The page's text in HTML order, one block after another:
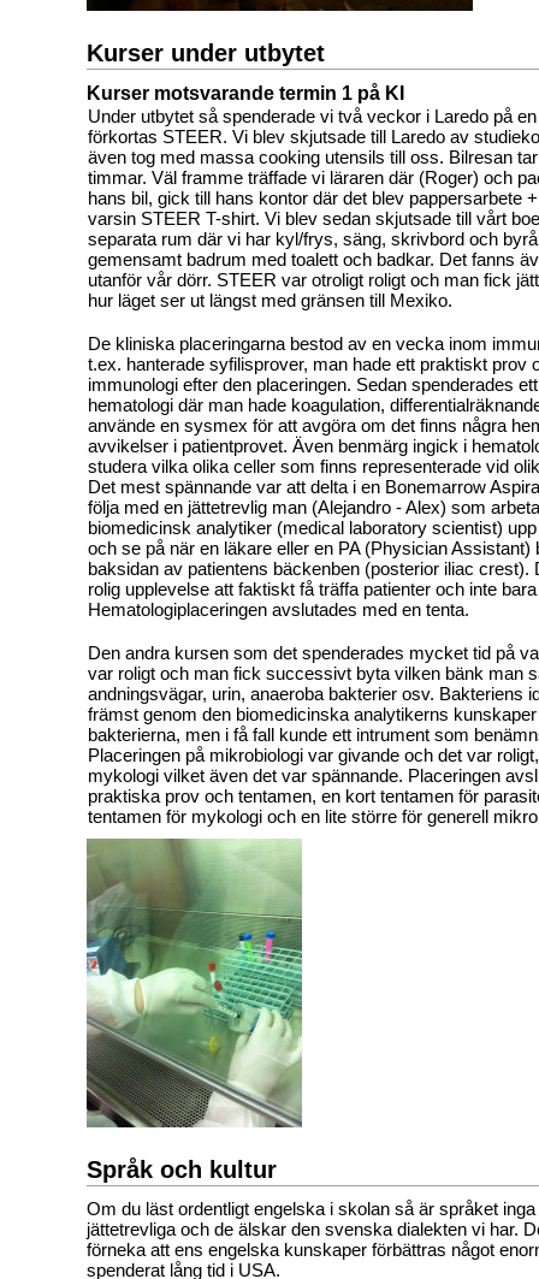
Kurser under utbytet
Kurser motsvarande termin 1 på KI
Under utbytet så spenderade vi två veckor i Laredo på
förkortas STEER. Vi blev skjutsade till Laredo av
även tog med massa cooking utensils till oss. Bilresan
timmar. Väl framme träffade vi läraren där (Roger) och
hans bil, gick till hans kontor där det blev pappersarbete
varsin STEER T-shirt. Vi blev sedan skjutsade till vårt
separata rum där vi har kyl/frys, säng, skrivbord och
gemensamt badrum med toalett och badkar. Det fanns
utanför vår dörr. STEER var otroligt roligt och man fick
hur läget ser ut längst med gränsen till Mexiko.
De kliniska placeringarna bestod av en vecka inom
t.ex. hanterade syfilisprover, man hade ett praktiskt prov
immunologi efter den placeringen. Sedan spenderades
hematologi där man hade koagulation,
använde en sysmex för att avgöra om det finns några
avvikelser i patientprovet. Även benmärg ingick i
studera vilka olika celler som finns representerade vid
Det mest spännande var att delta i en Bonemarrow
följa med en jättetrevlig man (Alejandro - Alex) som
biomedicinsk analytiker (medical laboratory scientist)
och se på när en läkare eller en PA (Physician Assistant)
baksidan av patientens bäckenben (posterior iliac crest).
rolig upplevelse att faktiskt få träffa patienter och inte
Hematologiplaceringen avslutades med en tenta.
Den andra kursen som det spenderades mycket tid på
var roligt och man fick successivt byta vilken bänk man
andningsvägar, urin, anaeroba bakterier osv. Bakteriens
främst genom den biomedicinska analytikerns
bakterierna, men i få fall kunde ett intrument som
Placeringen på mikrobiologi var givande och det var
mykologi vilket även det var spännande. Placeringen
praktiska prov och tentamen, en kort tentamen för
tentamen för mykologi och en lite större för generell
Språk och kultur
Om du läst ordentligt engelska i skolan så är språket
jättetrevliga och de älskar den svenska dialekten vi har.
förneka att ens engelska kunskaper förbättras något
spenderat lång tid i USA.